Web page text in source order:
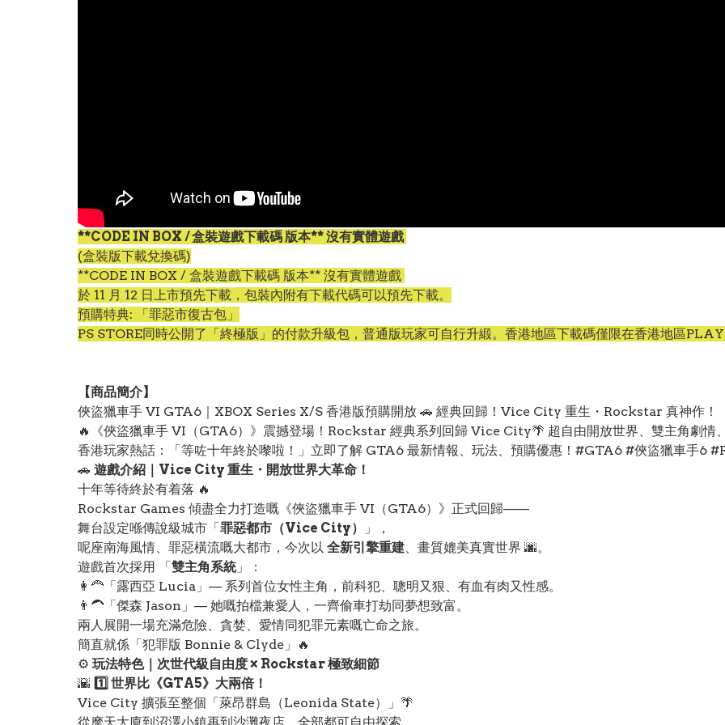
**CODE IN BOX / 盒裝遊戲下載碼 版本** 沒有實體遊戲
(盒裝版下載兌換碼)
**CODE IN BOX / 盒裝遊戲下載碼 版本** 沒有實體遊戲
於 11 月 12 日上市預先下載，包裝內附有下載代碼可以預先下載。
預購特典: 「罪惡市復古包」
PS STORE同時公開了「終極版」的付款升級包，普通版玩家可自行升緞。香港地區下載碼僅限在香港地區
【商品簡介】
俠盜獵車手 VI GTA6｜XBOX Series X/S 香港版預購開放 🚗 經典回歸！Vice City 重生・Rockstar 真神作！
🔥《俠盜獵車手 VI（GTA6）》震撼登場！Rockstar 經典系列回歸 Vice City🌴 超自由開放世界、雙主角劇情、
香港玩家熱話：「等咗十年終於嚟啦！」立即了解 GTA6 最新情報、玩法、預購優惠！#GTA6 #俠盜獵車手6
🚗 遊戲介紹｜Vice City 重生・開放世界大革命！
十年等待終於有着落 🔥
Rockstar Games 傾盡全力打造嘅《俠盜獵車手 VI（GTA6）》正式回歸——
舞台設定喺傳說級城市「罪惡都市（Vice City）
」，
呢座南海風情、罪惡橫流嘅大都市，今次以 全新引擎重建、畫質媲美真實世界 🌆。
遊戲首次採用 「雙主角系統」：
👩‍🦰「露西亞 Lucia」— 系列首位女性主角，前科犯、聰明又狠、有血有肉又性感。
👨‍🦱「傑森 Jason」— 她嘅拍檔兼愛人，一齊偷車打劫同夢想致富。
兩人展開一場充滿危險、貪婪、愛情同犯罪元素嘅亡命之旅。
簡直就係「犯罪版 Bonnie & Clyde」🔥
⚙️ 玩法特色｜次世代級自由度 × Rockstar 極致細節
🌇 1️⃣ 世界比《GTA5》大兩倍！
Vice City 擴張至整個「萊昂群島（Leonida State）」🌴